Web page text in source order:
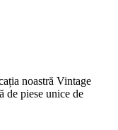
noastră Vintage
de piese unice de